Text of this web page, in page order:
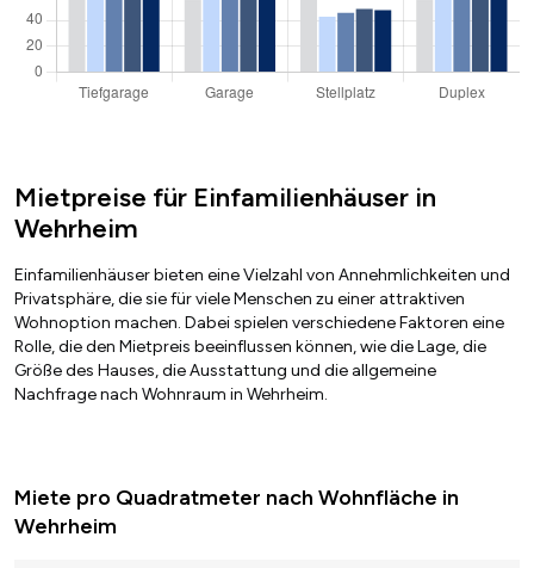
Mietpreise für Einfamilienhäuser in
Wehrheim
Einfamilienhäuser bieten eine Vielzahl von Annehmlichkeiten und
Privatsphäre, die sie für viele Menschen zu einer attraktiven
Wohnoption machen. Dabei spielen verschiedene Faktoren eine
Rolle, die den Mietpreis beeinflussen können, wie die Lage, die
Größe des Hauses, die Ausstattung und die allgemeine
Nachfrage nach Wohnraum in Wehrheim.
Miete pro Quadratmeter nach Wohnfläche in
Wehrheim